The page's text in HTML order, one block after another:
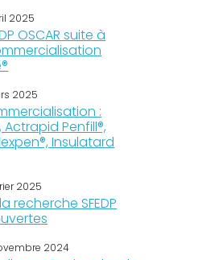
2025
OSCAR suite à
2025
:
Actrapid Penfill®,
Insulatard
2025
recherche SFEDP
2024